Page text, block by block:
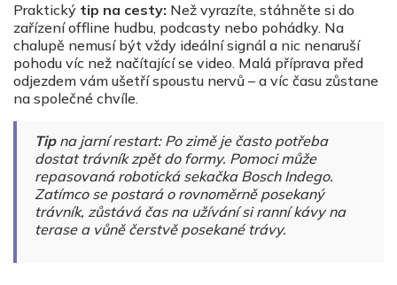
Praktický tip na cesty: Než vyrazíte, stáhněte si do
zařízení offline hudbu, podcasty nebo pohádky. Na
chalupě nemusí být vždy ideální signál a nic nenaruší
pohodu víc než načítající se video. Malá příprava před
odjezdem vám ušetří spoustu nervů – a víc času zůstane
na společné chvíle.
Tipna jarní restart: Po zimě je často potřeba
dostat trávník zpět do formy. Pomoci může
repasovaná robotická sekačka Bosch Indego.
Zatímco se postará o rovnoměrně posekaný
trávník, zůstává čas na užívání si ranní kávy na
terase a vůně čerstvě posekané trávy.